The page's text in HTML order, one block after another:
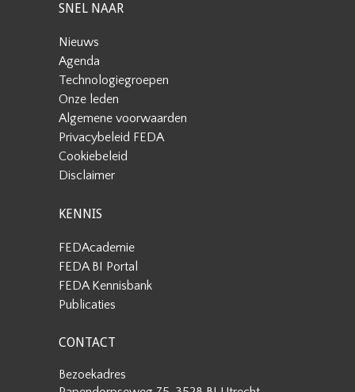
SNEL NAAR
Nieuws
Agenda
Technologiegroepen
Onze leden
Algemene voorwaarden
Privacybeleid FEDA
Cookiebeleid
Disclaimer
KENNIS
FEDAcademie
FEDA BI Portal
FEDA Kennisbank
Publicaties
CONTACT
Bezoekadres